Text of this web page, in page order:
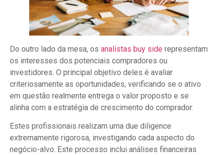
Do outro lado da mesa, os analistas buy side representam
os interesses dos potenciais compradores ou
investidores. O principal objetivo deles é avaliar
criteriosamente as oportunidades, verificando se o ativo
em questão realmente entrega o valor proposto e se
alinha com a estratégia de crescimento do comprador.
Estes profissionais realizam uma due diligence
extremamente rigorosa, investigando cada aspecto do
negócio-alvo. Este processo inclui análises financeiras